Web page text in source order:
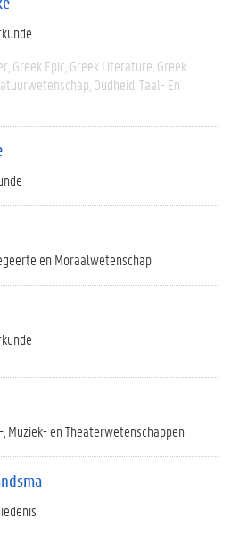
Greek Epic Greek Literature Greek
Oudheid Taal- En
en Moraalwetenschap
Muziek- en Theaterwetenschappen